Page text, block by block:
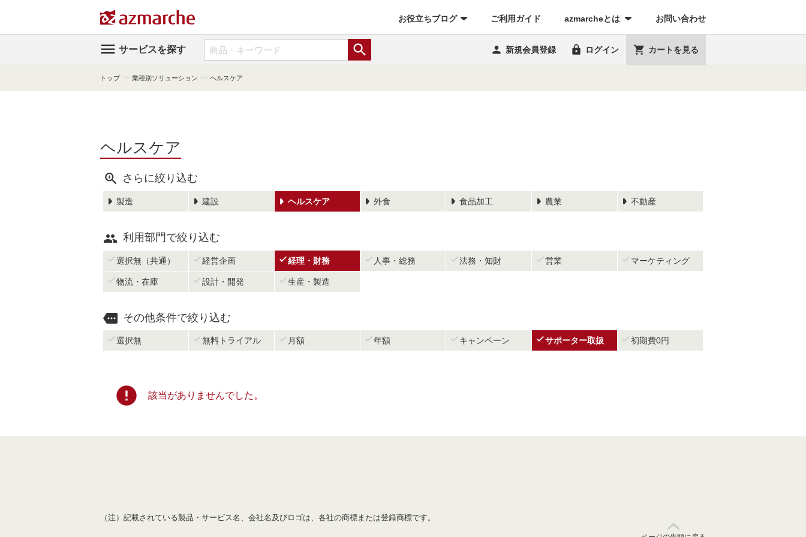
お役立ちブログ ご利用ガイド (current)azmarcheとは お問い合わせ
 サービスを探す   新規会員登録  ログイン  カートを見る
トップ >> 業種別ソリューション >> ヘルスケア
ヘルスケア
 さらに絞り込む
製造 建設 ヘルスケア 外食 食品加工 農業 不動産
 利用部門で絞り込む
 選択無（共通）  経営企画 経理・財務  人事・総務  法務・知財  営業  マーケティング
 物流・在庫  設計・開発  生産・製造
 その他条件で絞り込む
 選択無  無料トライアル  月額  年額  キャンペーン サポーター取扱  初期費0円
error 該当がありませんでした。
（注）記載されている製品・サービス名、会社名及びロゴは、各社の商標または登録商標です。